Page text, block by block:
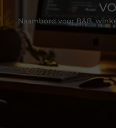
Naambord voor B&B,